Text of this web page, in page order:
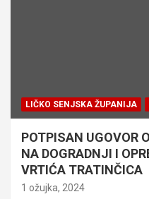
LIČKO SENJSKA ŽUPANIJA
POTPISAN UGOVOR
NA DOGRADNJI I
VRTIĆA TRATINČICA
1 ožujka, 2024